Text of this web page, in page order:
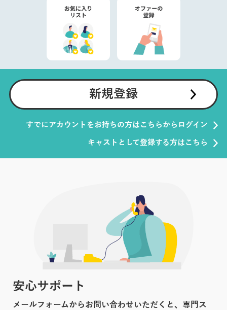
新規登録
すでにアカウントをお持ちの方はこちらからログイン
キャストとして登録する方はこちら
安心サポート
メールフォームからお問い合わせいただくと、専門ス